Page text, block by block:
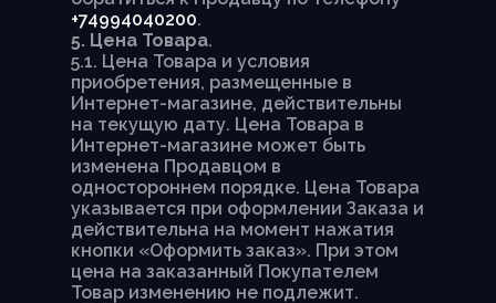
+74994040200.
5. Цена Товара.
5.1. Цена Товара и условия
приобретения, размещенные в
Интернет-магазине, действительны
на текущую дату. Цена Товара в
Интернет-магазине может быть
изменена Продавцом в
одностороннем порядке. Цена Товара
указывается при оформлении Заказа и
действительна на момент нажатия
кнопки «Оформить заказ». При этом
цена на заказанный Покупателем
Товар изменению не подлежит.